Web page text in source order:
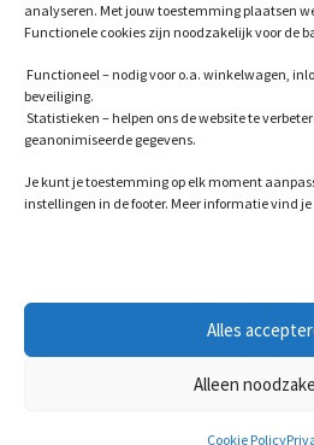
analyseren. Met jouw toestemming plaatsen
Functionele cookies zijn noodzakelijk voor de
Functioneel – nodig voor o.a. winkelwagen,
beveiliging.
Statistieken – helpen ons de website te
geanonimiseerde gegevens.
Je kunt je toestemming op elk moment
instellingen in de footer. Meer informatie vind
Alles
Alleen
Cookie Policy
Contact
Privacy
© 2026
Gebouwd met